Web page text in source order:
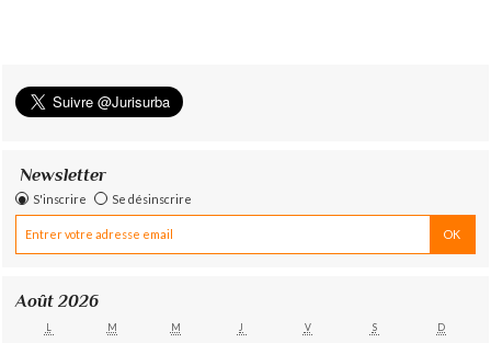
Newsletter
S'inscrire Se désinscrire
Août 2026
L M M J V S D